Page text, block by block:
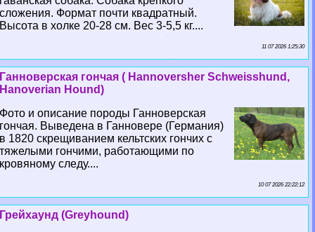
сложения. Формат почти квадратный.
Высота в холке 20-28 см. Вес 3-5,5 кг....
11 07 2026 1:25:30
Ганноверская гончая ( Hannoversher Schweisshund,
Hanoverian Hound)
Фото и описание породы Ганноверская
гончая. Выведена в Ганновере (Германия)
в 1820 скрещиванием кельтских гончих с
тяжелыми гончими, работающими по
кровяному следу....
10 07 2026 22:22:12
Грейхаунд (Greyhound)